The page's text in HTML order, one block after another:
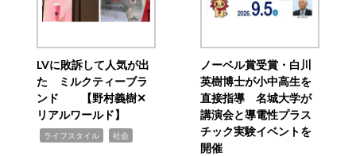
LVに敗訴して人気が出
た ミルクティーブラ
ンド 【野村義樹✕
リアルワールド】
ライフスタイル 社会
ノーベル賞受賞・白川
英樹博士が小中高生を
直接指導 名城大学が
講演会と導電性プラス
チック実験イベントを
開催